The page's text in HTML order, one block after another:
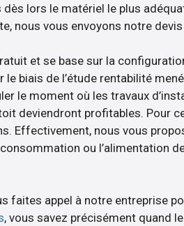
lors le matériel le plus
nous vous envoyons notre
et se base sur la
le biais de l’étude rentabilité
le moment où les travaux
deviendront profitables. Pour
Effectivement, nous vous
ou l’alimentation
faites appel à notre entreprise
, vous savez précisément quand